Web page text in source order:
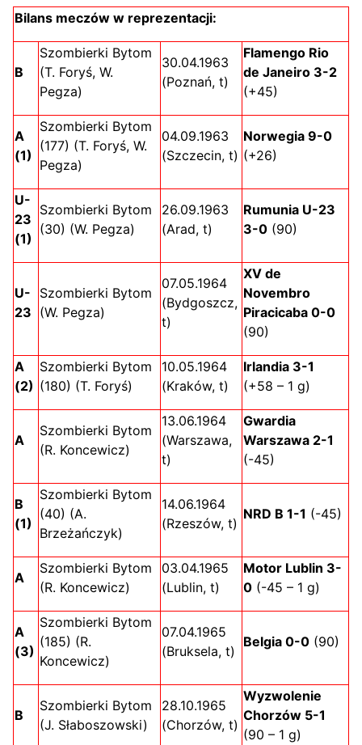
Bilans meczów w reprezentacji:
B
Szombierki Bytom
(T. Foryś, W.
Pegza)
30.04.1963
(Poznań, t)
Flamengo Rio
de Janeiro 3-2
(+45)
A
(1)
Szombierki Bytom
(177) (T. Foryś, W.
Pegza)
04.09.1963
(Szczecin, t)
Norwegia 9-0
(+26)
U-
23
(1)
Szombierki Bytom
(30) (W. Pegza)
26.09.1963
(Arad, t)
Rumunia U-23
3-0 (90)
U-
23
Szombierki Bytom
(W. Pegza)
07.05.1964
(Bydgoszcz,
t)
XV de
Novembro
Piracicaba 0-0
(90)
A
(2)
Szombierki Bytom
(180) (T. Foryś)
10.05.1964
(Kraków, t)
Irlandia 3-1
(+58 – 1 g)
A
Szombierki Bytom
(R. Koncewicz)
13.06.1964
(Warszawa,
t)
Gwardia
Warszawa 2-1
(-45)
B
(1)
Szombierki Bytom
(40) (A.
Brzeżańczyk)
14.06.1964
(Rzeszów, t)
NRD B 1-1 (-45)
A
Szombierki Bytom
(R. Koncewicz)
03.04.1965
(Lublin, t)
Motor Lublin 3-
0 (-45 – 1 g)
A
(3)
Szombierki Bytom
(185) (R.
Koncewicz)
07.04.1965
(Bruksela, t)
Belgia 0-0 (90)
B
Szombierki Bytom
(J. Słaboszowski)
28.10.1965
(Chorzów, t)
Wyzwolenie
Chorzów 5-1
(90 – 1 g)